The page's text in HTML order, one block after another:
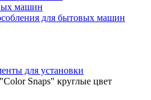
машин
для бытовых машин
для установки
Snaps" круглые цвет